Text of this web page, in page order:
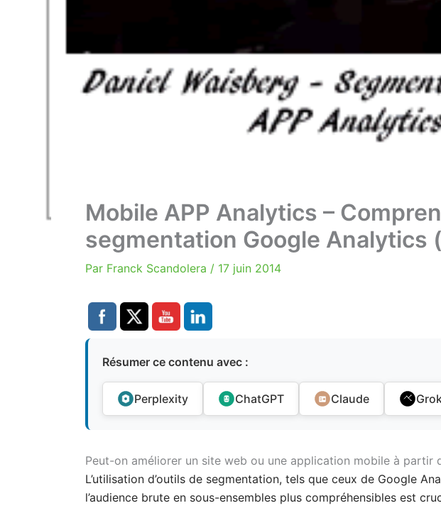
Mobile APP Analytics –
segmentation Google Analytics
Par Franck Scandolera / 17 juin 2014
Résumer ce contenu avec :
Perplexity ChatGPT Claude
Peut-on améliorer un site web ou une application mobile à partir
L’utilisation d’outils de segmentation, tels que ceux de Google
l’audience brute en sous-ensembles plus compréhensibles est